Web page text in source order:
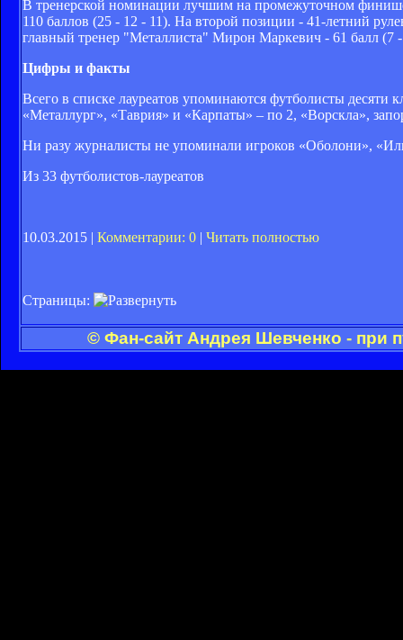
В тренерской номинации лучшим на промежуточном
110 баллов (25 - 12 - 11). На второй позиции - 41-летний
главный тренер "Металлиста" Мирон Маркевич - 61 балл (7
Цифры и факты
Всего в списке лауреатов упоминаются футболисты
«Металлург», «Таврия» и «Карпаты» – по 2, «Ворскла»,
Ни разу журналисты не упоминали игроков «Оболони»,
Из 33 футболистов-лауреатов
10.03.2015 | Комментарии: 0 | Читать полностью
Страницы:
© Фан-сайт Андрея Шевченко - при